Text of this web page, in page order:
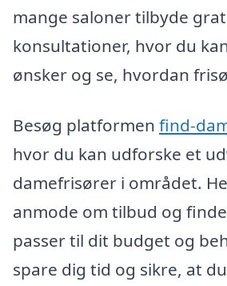
mange saloner tilbyde
konsultationer, hvor du
ønsker og se, hvordan
Besøg platformen find-
hvor du kan udforske et
damefrisører i området.
anmode om tilbud og
passer til dit budget og
spare dig tid og sikre, at